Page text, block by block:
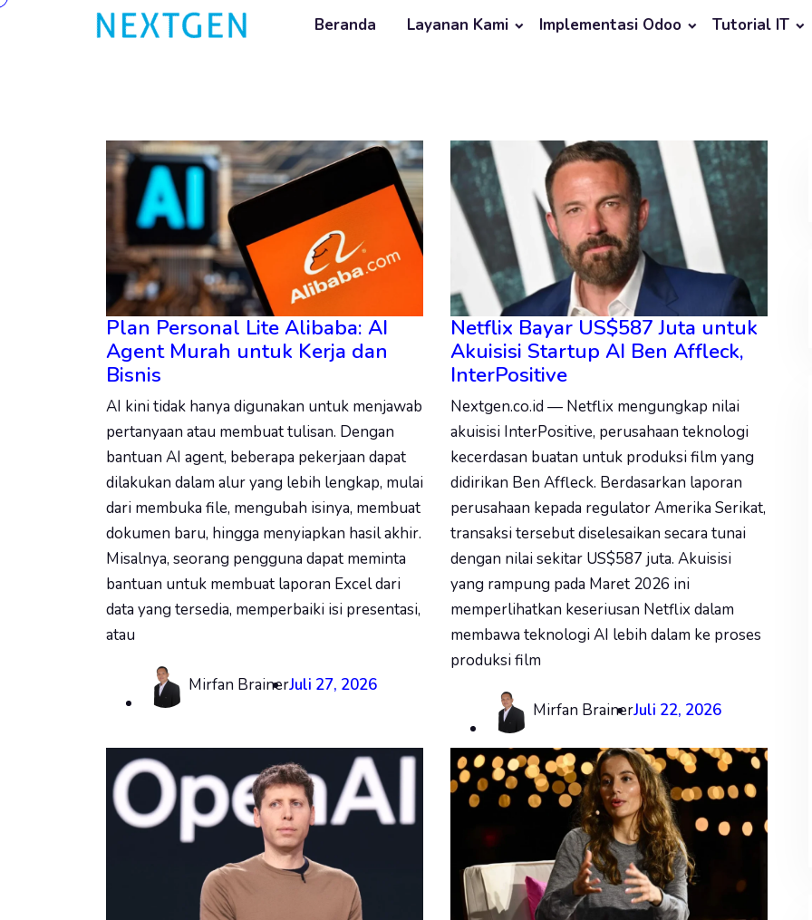
Beranda Layanan Kami Implementasi Odoo Tutorial IT
Plan Personal Lite Alibaba: AI
Agent Murah untuk Kerja dan
Bisnis
AI kini tidak hanya digunakan untuk menjawab
pertanyaan atau membuat tulisan. Dengan
bantuan AI agent, beberapa pekerjaan dapat
dilakukan dalam alur yang lebih lengkap, mulai
dari membuka file, mengubah isinya, membuat
dokumen baru, hingga menyiapkan hasil akhir.
Misalnya, seorang pengguna dapat meminta
bantuan untuk membuat laporan Excel dari
data yang tersedia, memperbaiki isi presentasi,
atau
Mirfan BrainerJuli 27, 2026
Netflix Bayar US$587 Juta untuk
Akuisisi Startup AI Ben Affleck,
InterPositive
Nextgen.co.id — Netflix mengungkap nilai
akuisisi InterPositive, perusahaan teknologi
kecerdasan buatan untuk produksi film yang
didirikan Ben Affleck. Berdasarkan laporan
perusahaan kepada regulator Amerika Serikat,
transaksi tersebut diselesaikan secara tunai
dengan nilai sekitar US$587 juta. Akuisisi
yang rampung pada Maret 2026 ini
memperlihatkan keseriusan Netflix dalam
membawa teknologi AI lebih dalam ke proses
produksi film
Mirfan BrainerJuli 22, 2026